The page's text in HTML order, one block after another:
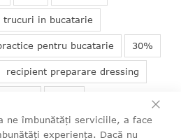
trucuri in bucatarie
pentru bucatarie 30%
recipient preparare dressing
paste attraction pyrex
ne îmbunătăți serviciile, a face
experiența. Dacă nu